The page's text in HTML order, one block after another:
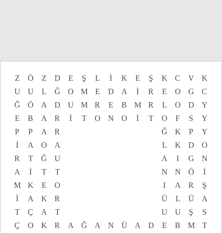
Z Ö Z D E Ş L İ K E Ş K C V
K
U
U L Ğ O M E D A İ R E O G
C
Ğ
Ö A D U M R E B M R L O D
Y
E
B A R İ T O N O İ T O F S
Y
P
P A R Ğ K P
Y
İ
A O A L K D
O
R
T Ğ U A I G
N
A
İ T T N N Ö
İ
M
K E O I A R
Ş
İ
A K R Ü L Ü
A
T
Ç A T U U Ş
S
Ç
O K R A Ğ A N Ü A D E B M
T